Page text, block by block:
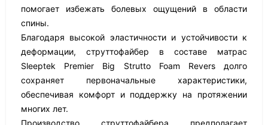
помогает избежать болевых ощущений в области
спины.
Благодаря высокой эластичности и устойчивости к
деформации, струттофайбер в составе матрас
Sleeptek Premier Big Strutto Foam Revers долго
сохраняет первоначальные характеристики,
обеспечивая комфорт и поддержку на протяжении
многих лет.
Производство струттофайбера предполагает